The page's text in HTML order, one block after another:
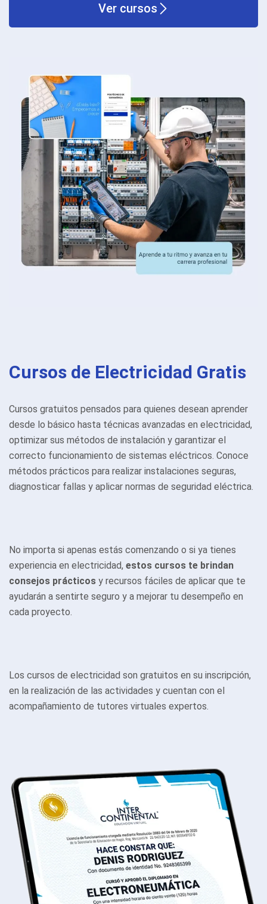
Ver cursos
Cursos de Electricidad Gratis
Cursos gratuitos pensados para quienes desean aprender
desde lo básico hasta técnicas avanzadas en electricidad,
optimizar sus métodos de instalación y garantizar el
correcto funcionamiento de sistemas eléctricos. Conoce
métodos prácticos para realizar instalaciones seguras,
diagnosticar fallas y aplicar normas de seguridad eléctrica.
No importa si apenas estás comenzando o si ya tienes
experiencia en electricidad, estos cursos te brindan
consejos prácticos y recursos fáciles de aplicar que te
ayudarán a sentirte seguro y a mejorar tu desempeño en
cada proyecto.
Los cursos de electricidad son gratuitos en su inscripción,
en la realización de las actividades y cuentan con el
acompañamiento de tutores virtuales expertos.